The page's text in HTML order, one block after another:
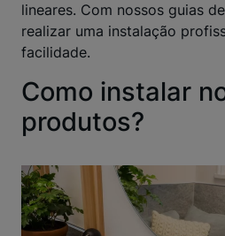
lineares. Com nossos guias
realizar uma instalação
facilidade.
Como instalar
produtos?